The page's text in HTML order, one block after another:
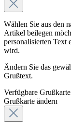
Wählen Sie aus den
Artikel beilegen
personalisierten Text
wird.
Ändern Sie das
Grußtext.
Verfügbare
Grußkarte ändern